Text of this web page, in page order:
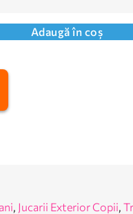
Adaugă în coș
Jucarii Exterior Copii